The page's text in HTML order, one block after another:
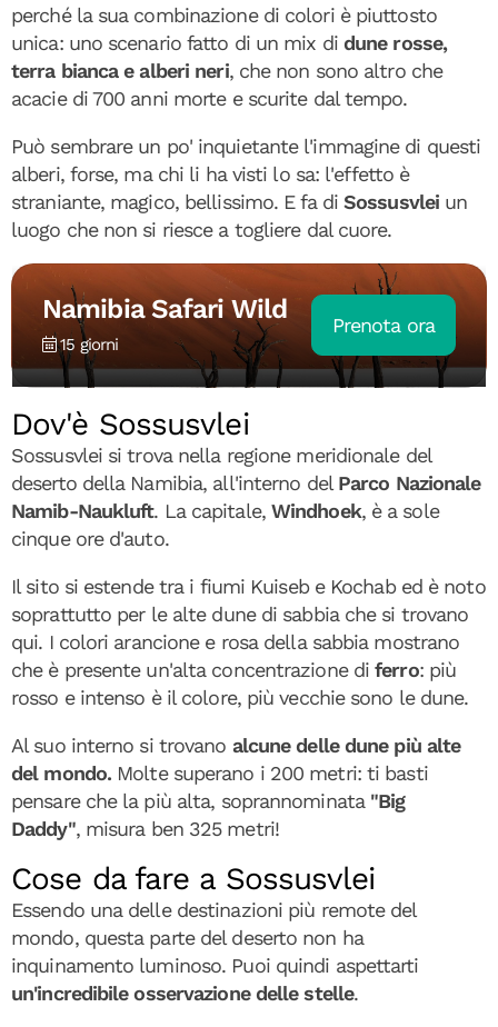
perché la sua combinazione di colori è piuttosto
unica: uno scenario fatto di un mix didune rosse,
terra bianca e alberi neri, che non sono altro che
acacie di 700 anni morte e scurite dal tempo.
Può sembrare un po' inquietante l'immagine di questi
alberi, forse, ma chi li ha visti lo sa: l'effetto è
straniante, magico, bellissimo. E fa diSossusvlei un
luogo che non si riesce a togliere dal cuore.
Namibia Safari Wild
15 giorni
Prenota ora
Dov'è Sossusvlei
Sossusvlei si trova nella regione meridionale del
deserto della Namibia, all'interno del Parco Nazionale
Namib-Naukluft. La capitale, Windhoek, è a sole
cinque ore d'auto.
Il sito si estende tra i fiumi Kuiseb e Kochab ed è noto
soprattutto per le alte dune di sabbia che si trovano
qui. I colori arancione e rosa della sabbia mostrano
che è presente un'alta concentrazione diferro: più
rosso e intenso è il colore, più vecchie sono le dune.
Al suo interno si trovano alcune delle dune più alte
del mondo. Molte superano i 200 metri: ti basti
pensare che la più alta, soprannominata "Big
Daddy", misura ben 325 metri!
Cose da fare a Sossusvlei
Essendo una delle destinazioni più remote del
mondo, questa parte del deserto non ha
inquinamento luminoso. Puoi quindi aspettarti
un'incredibile osservazione delle stelle.